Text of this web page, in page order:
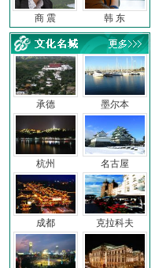
商 震 韩 东
承德
杭州
成都
墨尔本
名古屋
克拉科夫